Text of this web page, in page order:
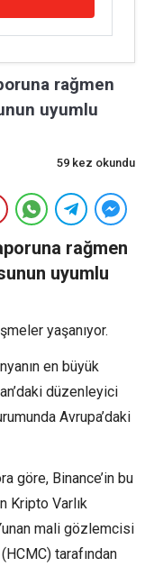
rağmen
uyumlu
59 kez okundu
rağmen
uyumlu
yaşanıyor.
en büyük
düzenleyici
Avrupa’daki
göre, Binance’in bu
Kripto Varlık
mali gözlemcisi
tarafından